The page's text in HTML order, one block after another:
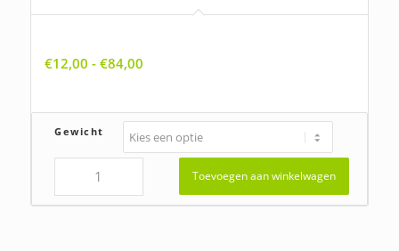
€12,00 - €84,00
€84,00
Gewicht
Toevoegen aan winkelwagen